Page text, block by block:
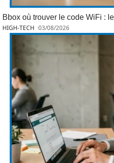
Bbox où trouver le code WiFi :
HIGH-TECH 03/08/2026